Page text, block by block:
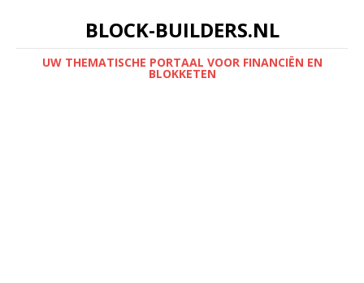
BLOCK-BUILDERS.NL
UW THEMATISCHE PORTAAL VOOR FINANCIËN EN
BLOKKETEN